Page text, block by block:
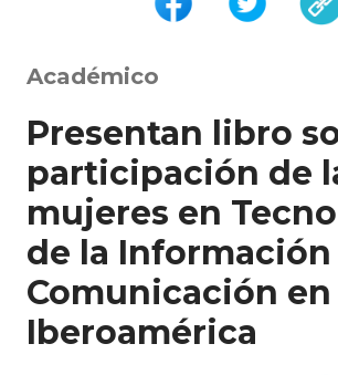
Académico
Presentan libro
participación de
mujeres en
de la Información
Comunicación en
Iberoamérica